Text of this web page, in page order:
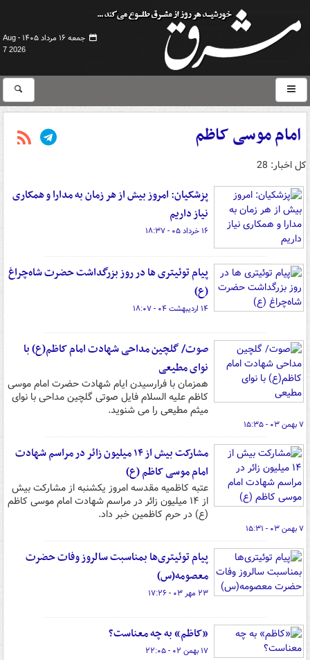
جمعه ۱۶ مرداد ۱۴۰۵ -
Aug
7 2026
امام موسی کاظم
کل اخبار: 28
پزشکیان: امروز بیش از هر زمان به مدارا و همکاری
نیاز داریم
۱۶ خرداد ۰۵ - ۱۸:۳۷
پیام توئیتری ها در روز بزرگداشت حضرت شاه‌چراغ
(ع)
۱۴ اردیبهشت ۰۴ - ۱۸:۰۷
صوت/ گلچین مداحی شهادت امام کاظم(ع) با
نوای مطیعی
همزمان با فرارسیدن ایام شهادت حضرت امام موسی
کاظم علیه السلام فایل صوتی گلچین مداحی با نوای
میثم مطیعی را می شنوید.
۷ بهمن ۰۳ - ۱۵:۳۵
مشارکت بیش از ۱۴ میلیون زائر در مراسم شهادت
امام موسی کاظم (ع)
عتبه کاظمیه مقدسه امروز یکشنبه از مشارکت بیش
از ۱۴ میلیون زائر در مراسم شهادت امام موسی کاظم
(ع) در حرم کاظمین خبر داد.
۷ بهمن ۰۳ - ۱۵:۳۱
پیام توئیتری‌ها بمناسبت سالروز وفات حضرت
معصومه(س)
۲۳ مهر ۰۳ - ۱۷:۲۶
«کاظم» به چه معناست؟
۱۷ بهمن ۰۲ - ۲۲:۰۵